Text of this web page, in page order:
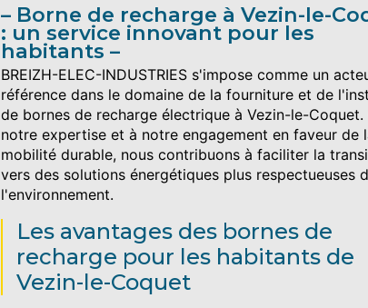
Borne de recharge à Vezin-le-
: un service innovant pour les
habitants
BREIZH-ELEC-INDUSTRIES s'impose comme un
référence dans le domaine de la fourniture et de
de bornes de recharge électrique à Vezin-le-Coquet.
notre expertise et à notre engagement en faveur de
mobilité durable, nous contribuons à faciliter la
vers des solutions énergétiques plus respectueuses
l'environnement.
Les avantages des bornes de
recharge pour les habitants de
Vezin-le-Coquet